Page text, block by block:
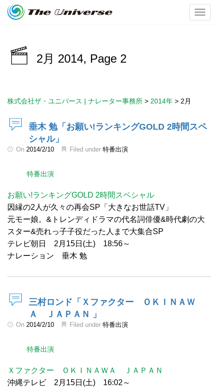
2月 2014, Page 2
株式会社ザ・ユニバース | ナレーター事務所 > 2014年 > 2月
垂木 勉「お願い!ランキングGOLD 2時間スペ
シャル」
On 2014/2/10 Filed under 特番出演
特番出演
お願い!ランキングGOLD 2時間スペシャル
因縁の2人が久々の再会SP「大きなお世話TV」
元モー娘。&トレンディドラマの代名詞俳優&時代劇の大
スター&売れっ子子役だった人まで大集合SP
テレビ朝日 2月15日(土) 18:56～
ナレーション 垂木 勉
三村ロンド「Ｘファクター ＯＫＩＮＡＷ
Ａ ＪＡＰＡＮ 」
On 2014/2/10 Filed under 特番出演
特番出演
Ｘファクター ＯＫＩＮＡＷＡ ＪＡＰＡＮ
沖縄テレビ 2月15日(土) 16:02～